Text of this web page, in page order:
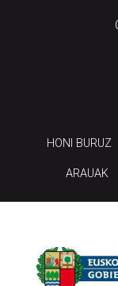
HONI BURUZ
ARAUAK